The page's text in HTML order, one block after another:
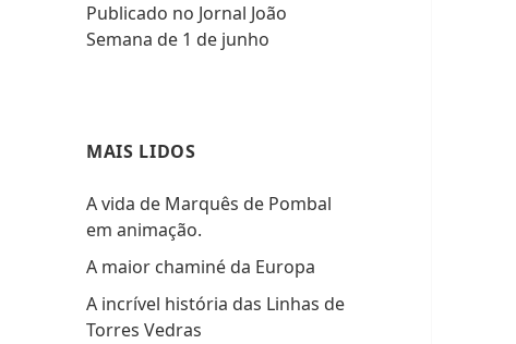
Publicado no Jornal João
Semana de 1 de junho
MAIS LIDOS
A vida de Marquês de Pombal
em animação.
A maior chaminé da Europa
A incrível história das Linhas de
Torres Vedras